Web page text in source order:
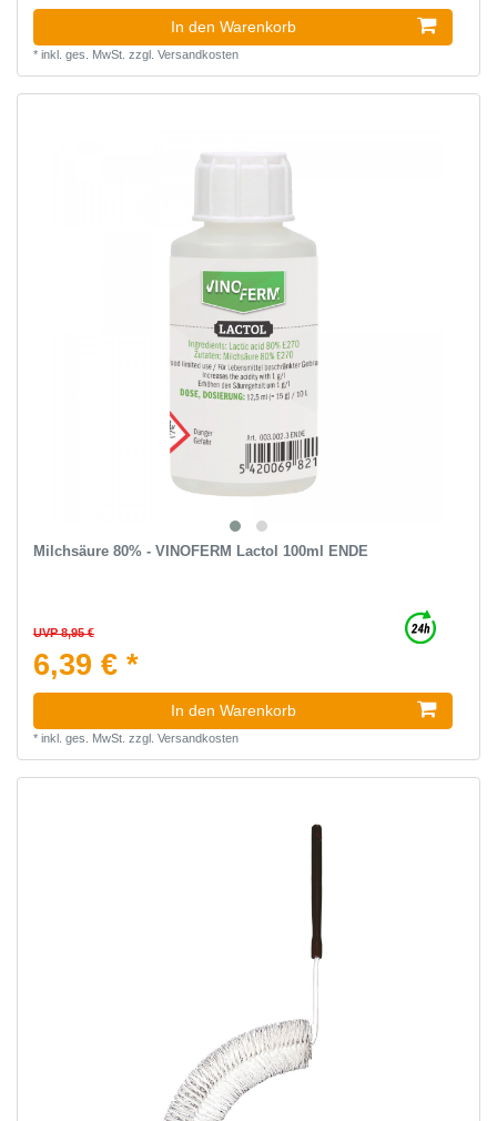
In den Warenkorb
* inkl. ges. MwSt. zzgl. Versandkosten
Milchsäure 80% - VINOFERM Lactol 100ml ENDE
UVP 8,95 €
6,39 € *
In den Warenkorb
* inkl. ges. MwSt. zzgl. Versandkosten